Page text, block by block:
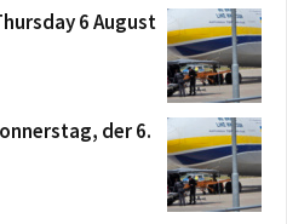
6 August
der 6.